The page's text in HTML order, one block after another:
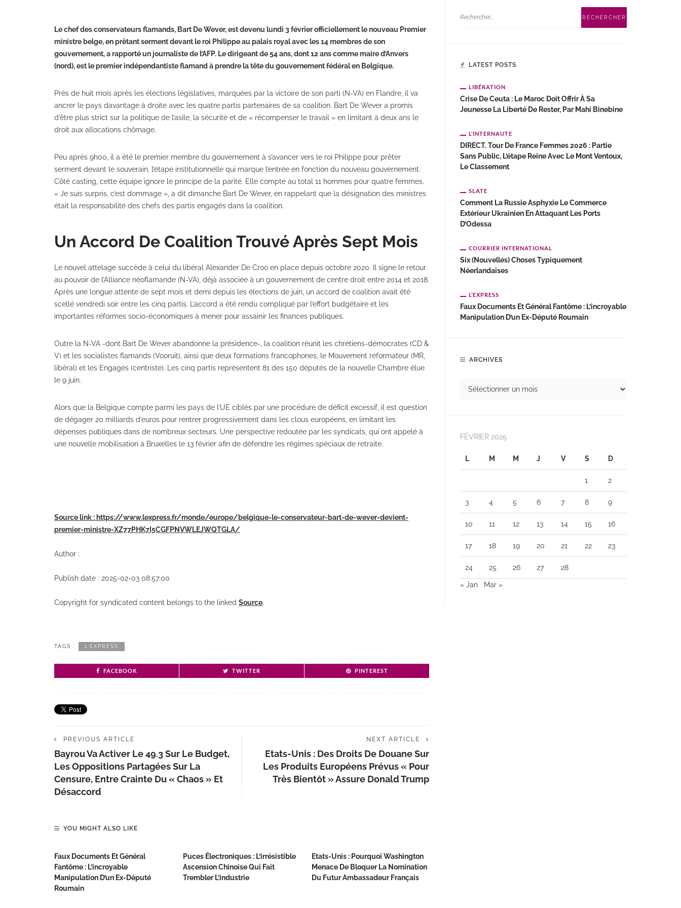
Le chef des conservateurs flamands, Bart De Wever, est devenu lundi 3 février officiellement le nouveau Premier
ministre belge, en prêtant serment devant le roi Philippe au palais royal avec les 14 membres de son
gouvernement, a rapporté un journaliste de l’AFP. Le dirigeant de 54 ans, dont 12 ans comme maire d’Anvers
(nord), est le premier indépendantiste flamand à prendre la tête du gouvernement fédéral en Belgique.
Près de huit mois après les élections législatives, marquées par la victoire de son parti (N-VA) en Flandre, il va
ancrer le pays davantage à droite avec les quatre partis partenaires de sa coalition. Bart De Wever a promis
d’être plus strict sur la politique de l’asile, la sécurité et de « récompenser le travail » en limitant à deux ans le
droit aux allocations chômage.
Peu après 9h00, il a été le premier membre du gouvernement à s’avancer vers le roi Philippe pour prêter
serment devant le souverain, l’étape institutionnelle qui marque l’entrée en fonction du nouveau gouvernement.
Côté casting, cette équipe ignore le principe de la parité. Elle compte au total 11 hommes pour quatre femmes.
« Je suis surpris, c’est dommage », a dit dimanche Bart De Wever, en rappelant que la désignation des ministres
était la responsabilité des chefs des partis engagés dans la coalition.
Un Accord De Coalition Trouvé Après Sept Mois
Le nouvel attelage succède à celui du libéral Alexander De Croo en place depuis octobre 2020. Il signe le retour
au pouvoir de l’Alliance néoflamande (N-VA), déjà associée à un gouvernement de centre droit entre 2014 et 2018.
Après une longue attente de sept mois et demi depuis les élections de juin, un accord de coalition avait été
scellé vendredi soir entre les cinq partis. L’accord a été rendu compliqué par l’effort budgétaire et les
importantes réformes socio-économiques à mener pour assainir les finances publiques.
Outre la N-VA -dont Bart De Wever abandonne la présidence-, la coalition réunit les chrétiens-démocrates (CD &
V) et les socialistes flamands (Vooruit), ainsi que deux formations francophones, le Mouvement réformateur (MR,
libéral) et les Engagés (centriste). Les cinq partis représentent 81 des 150 députés de la nouvelle Chambre élue
le 9 juin.
Alors que la Belgique compte parmi les pays de l’UE ciblés par une procédure de déficit excessif, il est question
de dégager 20 milliards d’euros pour rentrer progressivement dans les clous européens, en limitant les
dépenses publiques dans de nombreux secteurs. Une perspective redoutée par les syndicats, qui ont appelé à
une nouvelle mobilisation à Bruxelles le 13 février afin de défendre les régimes spéciaux de retraite.
Source link : https://www.lexpress.fr/monde/europe/belgique-le-conservateur-bart-de-wever-devient-
premier-ministre-XZ77PHK7I5CGFPNVWLEJWQTGLA/
Author :
Publish date : 2025-02-03 08:57:00
Copyright for syndicated content belongs to the linked Source.
TAGS : L’EXPRESS
FACEBOOK TWITTER PINTEREST
PREVIOUS ARTICLE
Bayrou Va Activer Le 49.3 Sur Le Budget,
Les Oppositions Partagées Sur La
Censure, Entre Crainte Du « Chaos » Et
Désaccord
NEXT ARTICLE
Etats-Unis : Des Droits De Douane Sur
Les Produits Européens Prévus « Pour
Très Bientôt » Assure Donald Trump
YOU MIGHT ALSO LIKE
Faux Documents Et Général
Fantôme : L’incroyable
Manipulation D’un Ex-Député
Roumain
Puces Électroniques : L’irrésistible
Ascension Chinoise Qui Fait
Trembler L’industrie
Etats-Unis : Pourquoi Washington
Menace De Bloquer La Nomination
Du Futur Ambassadeur Français
LATEST POSTS
LIBÉRATION
Crise De Ceuta : Le Maroc Doit Offrir À Sa
Jeunesse La Liberté De Rester, Par Mahi Binebine
L’INTERNAUTE
DIRECT. Tour De France Femmes 2026 : Partie
Sans Public, L’étape Reine Avec Le Mont Ventoux,
Le Classement
SLATE
Comment La Russie Asphyxie Le Commerce
Extérieur Ukrainien En Attaquant Les Ports
D’Odessa
COURRIER INTERNATIONAL
Six (nouvelles) Choses Typiquement
Néerlandaises
L’EXPRESS
Faux Documents Et Général Fantôme : L’incroyable
Manipulation D’un Ex-Député Roumain
ARCHIVES
FÉVRIER 2025
L M M J V S D
1 2
3 4 5 6 7 8 9
10 11 12 13 14 15 16
17 18 19 20 21 22 23
24 25 26 27 28
« Jan Mar »